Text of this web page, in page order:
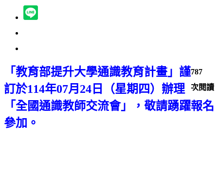
787
次閱讀
「教育部提升大學通識教育計畫」謹
訂於114年07月24 日（星期四）辦理
「全國通識教師交流會」，敬請踴躍報名
參加。